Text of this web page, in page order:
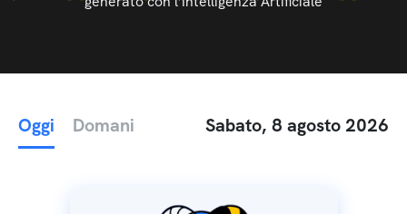
Oggi Domani Sabato, 8 agosto 2026